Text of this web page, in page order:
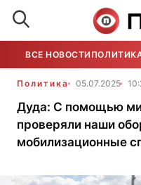
ВСЕ НОВОСТИ
Политика 05.07.2025
Дуда: С помощью
проверяли наши
мобилизационные